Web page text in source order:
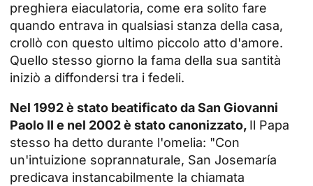
preghiera eiaculatoria, come era solito fare
quando entrava in qualsiasi stanza della casa,
crollò con questo ultimo piccolo atto d'amore.
Quello stesso giorno la fama della sua santità
iniziò a diffondersi tra i fedeli.
Nel 1992 è stato beatificato da San Giovanni
Paolo II e nel 2002 è stato canonizzato, Il Papa
stesso ha detto durante l'omelia: "Con
un'intuizione soprannaturale, San Josemaría
predicava instancabilmente la chiamata